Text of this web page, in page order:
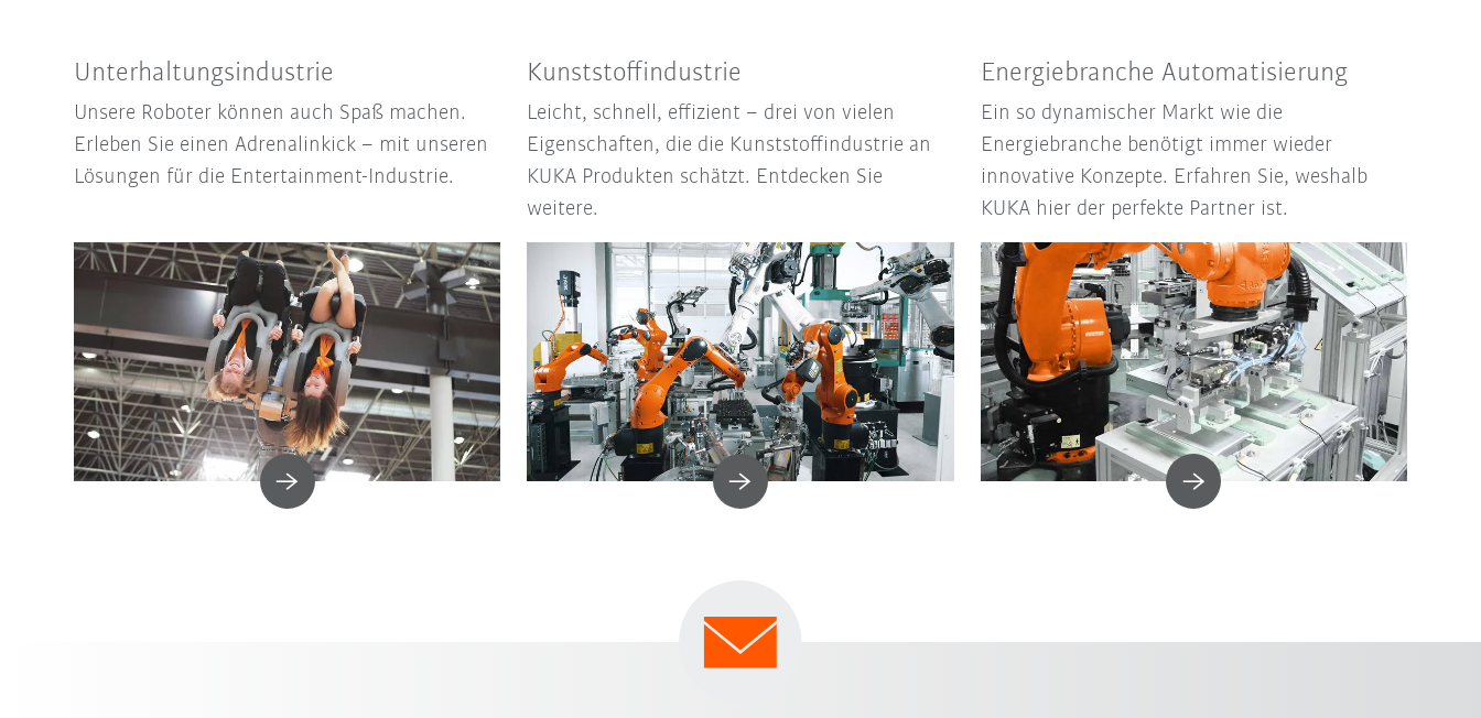
Unterhaltungsindustrie
Unsere Roboter können auch Spaß machen.
Erleben Sie einen Adrenalinkick – mit unseren
Lösungen für die Entertainment-Industrie.
Kunststoffindustrie
Leicht, schnell, effizient – drei von vielen
Eigenschaften, die die Kunststoffindustrie an
KUKA Produkten schätzt. Entdecken Sie
weitere.
Energiebranche Automatisierung
Ein so dynamischer Markt wie die
Energiebranche benötigt immer wieder
innovative Konzepte. Erfahren Sie, weshalb
KUKA hier der perfekte Partner ist.